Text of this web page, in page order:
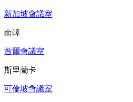
新加坡會議室
南韓
首爾會議室
斯里蘭卡
可倫坡會議室